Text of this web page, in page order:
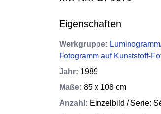
Eigenschaften
Werkgruppe:
Fotogramm auf Kunststoff-
Jahr: 1989
Maße: 85 x 108 cm
Anzahl : Einzelbild / Serie: